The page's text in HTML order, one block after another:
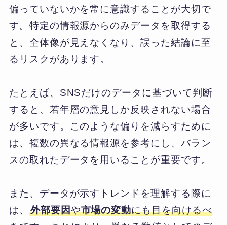
偏っていないかを常に意識することが大切で
す。特定の情報源からのみデータを取得する
と、全体像が見えなくなり、誤った結論に至
るリスクがあります。
たとえば、SNSだけのデータに基づいて判断
すると、若年層の意見しか反映されない場合
が多いです。このような偏りを減らすために
は、複数の異なる情報源を参考にし、バラン
スの取れたデータを用いることが重要です。
また、データが示すトレンドを理解する際に
は、 外部要因や市場の変動にも目を向けるべ